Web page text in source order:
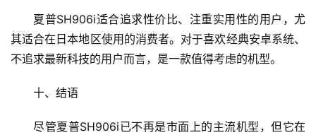
夏普SH906i适合追求性价比、注重实用性的用户，尤
其适合在日本地区使用的消费者。对于喜欢经典安卓系统、
不追求最新科技的用户而言，是一款值得考虑的机型。
十、结语
尽管夏普SH906i已不再是市面上的主流机型，但它在